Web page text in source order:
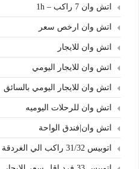
اتش وان 7 راكب – 1h
اتش وان ارخص سعر
اتش وان للايجار
اتش وان للايجار اليومي
اتش وان للايجار اليومي بالسائق
اتش وان للرحلات اليوميه
اتش وان|فندق الواحة
اتوبيس 31/32 راكب الي الغردقة